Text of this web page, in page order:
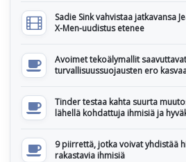
Sadie Sink vahvistaa jatkavansa
X-Men-uudistus etenee
Avoimet tekoälymallit
turvallisuussuojausten ero
Tinder testaa kahta suurta
lähellä kohdattuja ihmisiä ja
9 piirrettä, jotka voivat yhdistää
rakastavia ihmisiä